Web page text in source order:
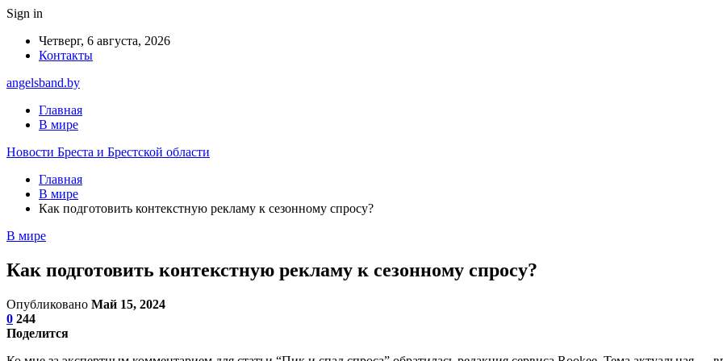
Sign in
Четверг, 6 августа, 2026
Контакты
angelsband.by
Главная
В мире
Новости Бреста и Брестской области
Главная
В мире
Как подготовить контекстную рекламу к сезонному спросу?
В мире
Как подготовить контекстную рекламу к сезонному спросу?
Опубликовано Май 15, 2024
0 244
Поделится